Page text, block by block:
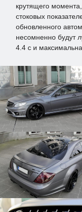
крутящего
стоковых
обновленного
несомненно будут
4.4 с и